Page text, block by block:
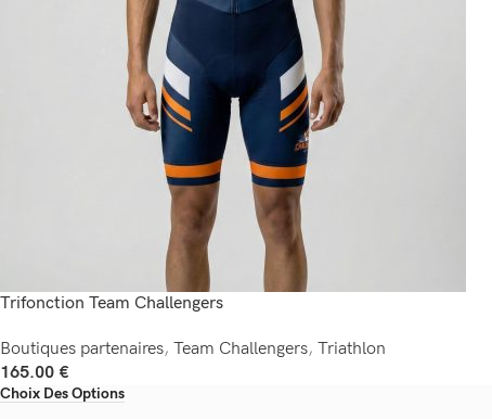
Trifonction Team Challengers
Boutiques partenaires, Team Challengers, Triathlon
165.00 €
Choix Des Options